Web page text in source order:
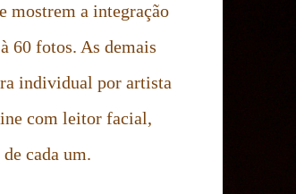
mostrem a integração
60 fotos. As demais
individual por artista
com leitor facial,
cada um.